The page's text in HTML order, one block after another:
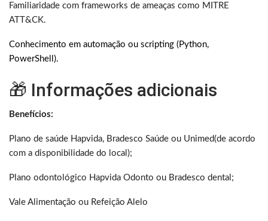
Familiaridade com frameworks de ameaças como MITRE
ATT&CK.
Conhecimento em automação ou scripting (Python,
PowerShell).
🎁 Informações adicionais
Benefícios:
Plano de saúde Hapvida, Bradesco Saúde ou Unimed(de acordo
com a disponibilidade do local);
Plano odontológico Hapvida Odonto ou Bradesco dental;
Vale Alimentação ou Refeição Alelo